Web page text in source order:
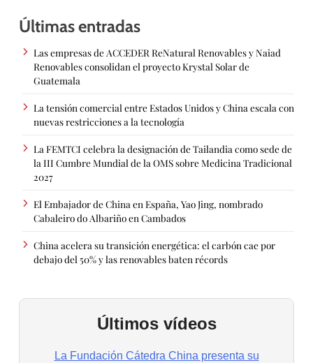
Últimas entradas
Las empresas de ACCEDER ReNatural Renovables y Naiad
Renovables consolidan el proyecto Krystal Solar de
Guatemala
La tensión comercial entre Estados Unidos y China escala con
nuevas restricciones a la tecnología
La FEMTCI celebra la designación de Tailandia como sede de
la III Cumbre Mundial de la OMS sobre Medicina Tradicional
2027
El Embajador de China en España, Yao Jing, nombrado
Cabaleiro do Albariño en Cambados
China acelera su transición energética: el carbón cae por
debajo del 50% y las renovables baten récords
Últimos vídeos
La Fundación Cátedra China presenta su